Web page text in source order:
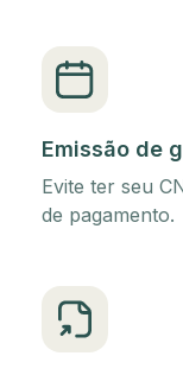
Emissão de
Evite ter seu
de pagamento.